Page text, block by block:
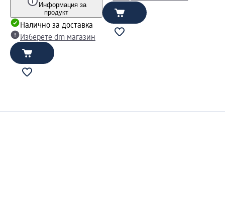
Информация за
продукт
Налично за доставка
Изберете dm магазин